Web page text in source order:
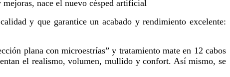
nace el nuevo césped artificial
y que garantice un acabado y rendimiento excelente:
plana con microestrías” y tratamiento mate en 12 cabos
el realismo, volumen, mullido y confort. Así mismo, se